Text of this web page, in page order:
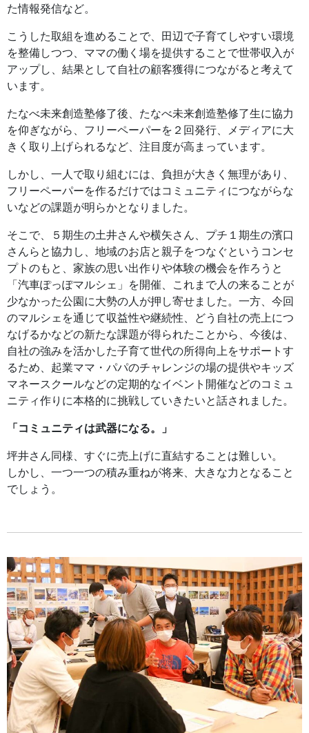
た情報発信など。
こうした取組を進めることで、田辺で子育てしやすい環境
を整備しつつ、ママの働く場を提供することで世帯収入が
アップし、結果として自社の顧客獲得につながると考えて
います。
たなべ未来創造塾修了後、たなべ未来創造塾修了生に協力
を仰ぎながら、フリーペーパーを２回発行、メディアに大
きく取り上げられるなど、注目度が高まっています。
しかし、一人で取り組むには、負担が大きく無理があり、
フリーペーパーを作るだけではコミュニティにつながらな
いなどの課題が明らかとなりました。
そこで、５期生の土井さんや横矢さん、プチ１期生の濱口
さんらと協力し、地域のお店と親子をつなぐというコンセ
プトのもと、家族の思い出作りや体験の機会を作ろうと
「汽車ぽっぽマルシェ」を開催、これまで人の来ることが
少なかった公園に大勢の人が押し寄せました。一方、今回
のマルシェを通じて収益性や継続性、どう自社の売上につ
なげるかなどの新たな課題が得られたことから、今後は、
自社の強みを活かした子育て世代の所得向上をサポートす
るため、起業ママ・パパのチャレンジの場の提供やキッズ
マネースクールなどの定期的なイベント開催などのコミュ
ニティ作りに本格的に挑戦していきたいと話されました。
「コミュニティは武器になる。」
坪井さん同様、すぐに売上げに直結することは難しい。
しかし、一つ一つの積み重ねが将来、大きな力となること
でしょう。